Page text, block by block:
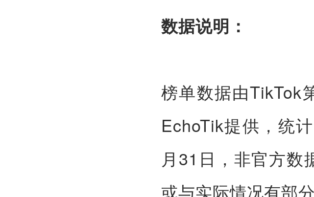
数据说明：
榜单数据由TikTok
EchoTik提供，统
月31日，非官方数
或与实际情况有部